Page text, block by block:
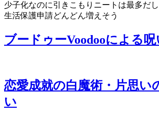
少子化なのに引きこもりニートは最多だし
生活保護申請どんどん増えそう
ブードゥーVoodooによる
恋愛成就の白魔術・片思い
い